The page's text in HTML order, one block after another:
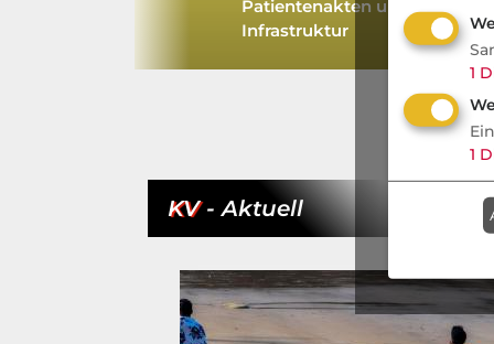
Patientenakten und
Infrastruktur
KV- Aktuell
1
1